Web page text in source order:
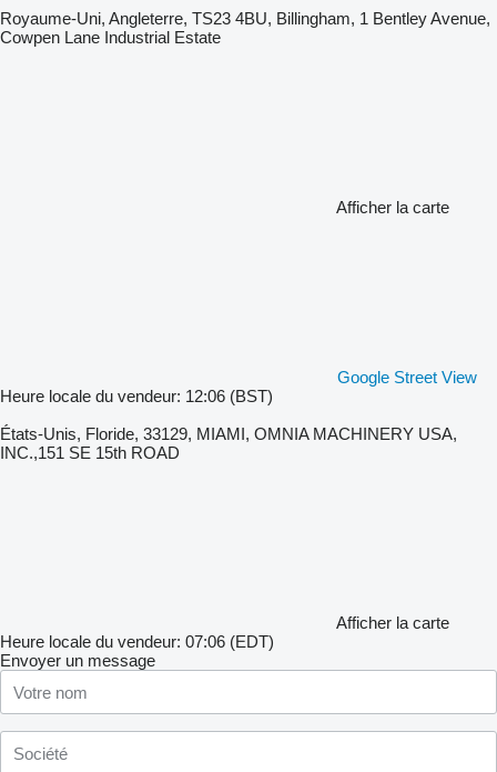
Royaume-Uni, Angleterre, TS23 4BU, Billingham, 1 Bentley Avenue,
Cowpen Lane Industrial Estate
Afficher la carte
Google Street View
Heure locale du vendeur: 12:06 (BST)
États-Unis, Floride, 33129, MIAMI, OMNIA MACHINERY USA,
INC.,151 SE 15th ROAD
Afficher la carte
Heure locale du vendeur: 07:06 (EDT)
Envoyer un message